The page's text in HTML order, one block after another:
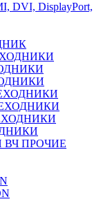
DisplayPort,
ВЧ ПРОЧИЕ